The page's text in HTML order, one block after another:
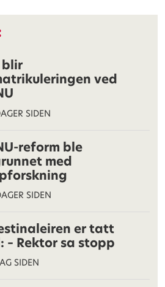
blir
ved
SIDEN
reform ble
med
SIDEN
er tatt
– Rektor sa stopp
SIDEN